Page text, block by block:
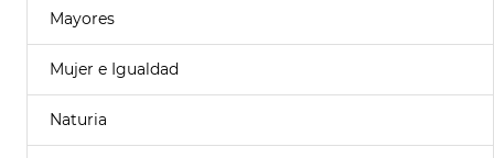
Mayores
Mujer e Igualdad
Naturia